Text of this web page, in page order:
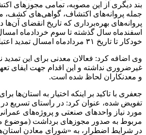
بند دیگری از این مصوبه، تمامی مجوزهای
جمله پروانه‌های اکتشاف، گواهی‌های کشف،
پروانه‌های بهره‌برداری که تاریخ انقضای آن‌ها
اسفندماه سال گذشته تا سوم خردادماه
خودکار تا تاریخ ۳۱ مردادماه امسال تمدید اعتبار شدند.
وی اضافه کرد: فعالان معدنی برای این تمدید
غیرضروری نداشته و این اقدام جهت ایفای
و معدنکاران لحاظ شده است.
جعفری با تاکید بر اینکه اختیار به استان‌ها
تفویض شده، عنوان کرد: در راستای تسریع در
مورد نیاز واحدهای صنعتی و پروژه‌های
در شرایط اضطرار، به «شورای معادن